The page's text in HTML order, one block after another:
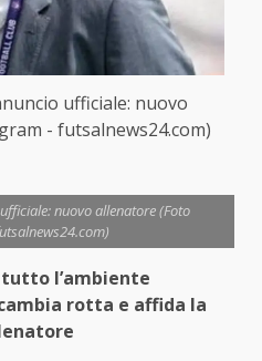
ufficiale: nuovo
- futsalnews24.com)
nuovo allenatore (Foto
l’ambiente
rotta e affida la